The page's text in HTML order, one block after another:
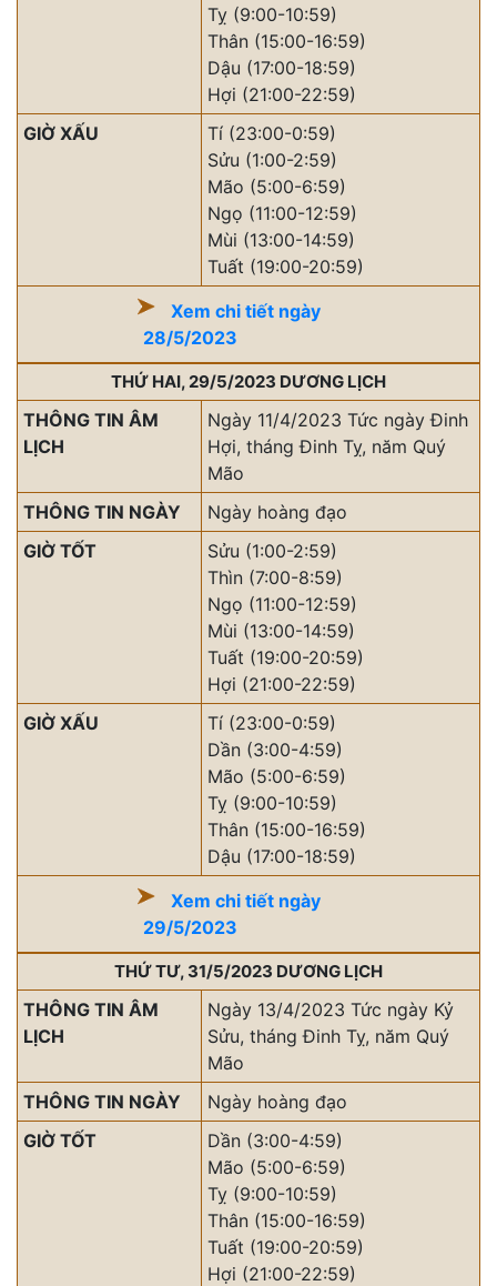
Tỵ (9:00-10:59)
Thân (15:00-16:59)
Dậu (17:00-18:59)
Hợi (21:00-22:59)
GIỜ XẤU
Tí (23:00-0:59)
Sửu (1:00-2:59)
Mão (5:00-6:59)
Ngọ (11:00-12:59)
Mùi (13:00-14:59)
Tuất (19:00-20:59)
Xem chi tiết ngày
28/5/2023
THỨ HAI, 29/5/2023 DƯƠNG LỊCH
THÔNG TIN ÂM
LỊCH
Ngày 11/4/2023 Tức ngày Đinh
Hợi, tháng Đinh Tỵ, năm Quý
Mão
THÔNG TIN NGÀY
Ngày hoàng đạo
GIỜ TỐT
Sửu (1:00-2:59)
Thìn (7:00-8:59)
Ngọ (11:00-12:59)
Mùi (13:00-14:59)
Tuất (19:00-20:59)
Hợi (21:00-22:59)
GIỜ XẤU
Tí (23:00-0:59)
Dần (3:00-4:59)
Mão (5:00-6:59)
Tỵ (9:00-10:59)
Thân (15:00-16:59)
Dậu (17:00-18:59)
Xem chi tiết ngày
29/5/2023
THỨ TƯ, 31/5/2023 DƯƠNG LỊCH
THÔNG TIN ÂM
LỊCH
Ngày 13/4/2023 Tức ngày Kỷ
Sửu, tháng Đinh Tỵ, năm Quý
Mão
THÔNG TIN NGÀY
Ngày hoàng đạo
GIỜ TỐT
Dần (3:00-4:59)
Mão (5:00-6:59)
Tỵ (9:00-10:59)
Thân (15:00-16:59)
Tuất (19:00-20:59)
Hợi (21:00-22:59)